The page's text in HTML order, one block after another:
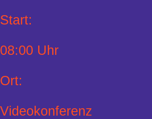
Start:
08:00 Uhr
Ort:
Videokonferenz